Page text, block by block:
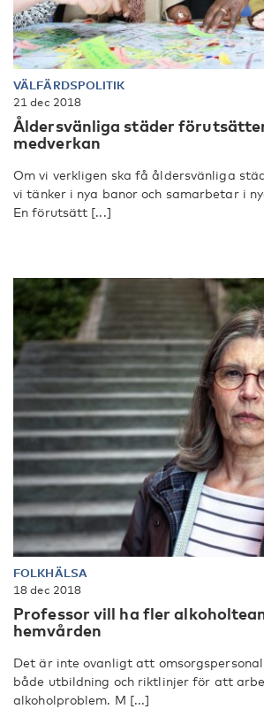
VÄLFÄRDSPOLITIK
21 dec 2018
Åldersvänliga städer
medverkan
Om vi verkligen ska få åldersvänliga
vi tänker i nya banor och samarbetar i
En förutsätt [...]
FOLKHÄLSA
18 dec 2018
Professor vill ha fler
hemvården
Det är inte ovanligt att
både utbildning och riktlinjer för att
alkoholproblem. M [...]